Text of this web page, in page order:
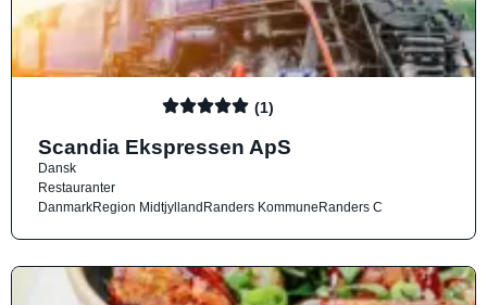
(1)
Scandia Ekspressen ApS
Dansk
Restauranter
DanmarkRegion MidtjyllandRanders KommuneRanders C